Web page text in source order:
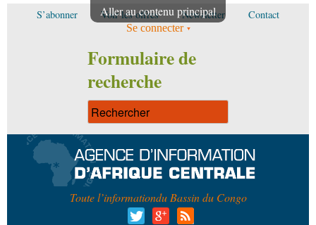
Aller au contenu principal
S’abonner Voir les offres Newsletter Contact
Se connecter
Formulaire de
recherche
Toute l’informationdu Bassin du Congo